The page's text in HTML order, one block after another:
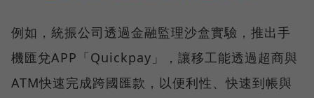
例如，統振公司透過金融監理沙盒實驗，推出手
機匯兌APP「Quickpay」，讓移工能透過超商與
ATM快速完成跨國匯款，以便利性、快速到帳與